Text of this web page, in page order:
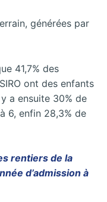
générées par
41,7% des
ont des enfants
a ensuite 30% de
6, enfin 28,3% de
rentiers de la
d’admission à